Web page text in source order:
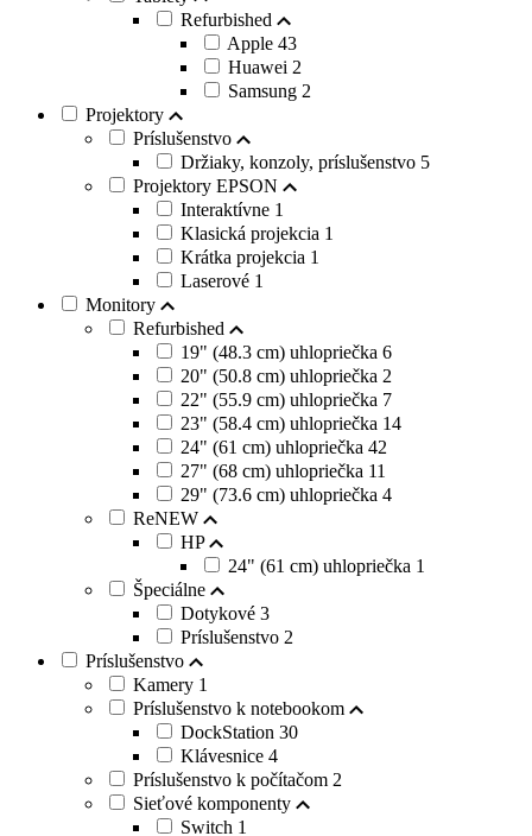
Refurbished
Apple 43
Huawei 2
Samsung 2
Projektory
Príslušenstvo
Držiaky, konzoly, príslušenstvo 5
Projektory EPSON
Interaktívne 1
Klasická projekcia 1
Krátka projekcia 1
Laserové 1
Monitory
Refurbished
19" (48.3 cm) uhlopriečka 6
20" (50.8 cm) uhlopriečka 2
22" (55.9 cm) uhlopriečka 7
23" (58.4 cm) uhlopriečka 14
24" (61 cm) uhlopriečka 42
27" (68 cm) uhlopriečka 11
29" (73.6 cm) uhlopriečka 4
ReNEW
HP
24" (61 cm) uhlopriečka 1
Špeciálne
Dotykové 3
Príslušenstvo 2
Príslušenstvo
Kamery 1
Príslušenstvo k notebookom
DockStation 30
Klávesnice 4
Príslušenstvo k počítačom 2
Sieťové komponenty
Switch 1